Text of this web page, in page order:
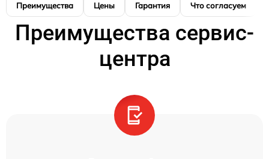
Преимущества Цены Гарантия Что согласуем
Преимущества сервис-
центра